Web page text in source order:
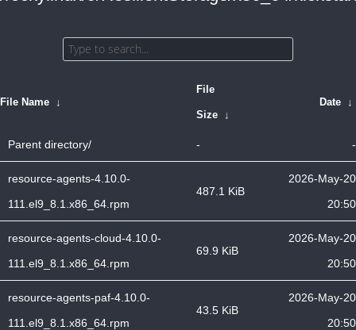
File Name ↓
File
Size ↓
Date ↓
Parent directory/ - -
resource-agents-4.10.0-
111.el9_8.1.x86_64.rpm
487.1 KiB
2026-May-20
20:50
resource-agents-cloud-4.10.0-
111.el9_8.1.x86_64.rpm
69.9 KiB
2026-May-20
20:50
resource-agents-paf-4.10.0-
111.el9_8.1.x86_64.rpm
43.5 KiB
2026-May-20
20:50